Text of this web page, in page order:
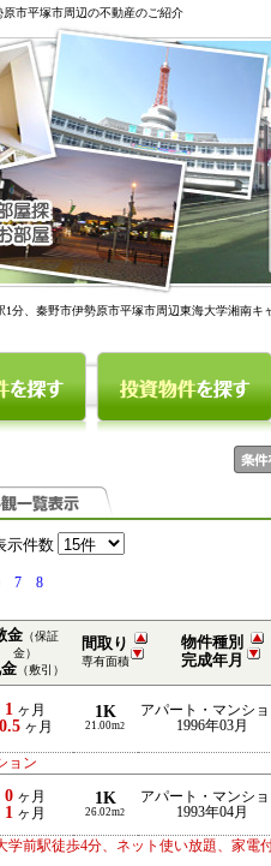
市平塚市周辺の不動産のご紹介
、秦野市伊勢原市平塚市周辺東海大学湘南
示件数
7 8
金 （保証
金）
（敷引）
間取り
専有面積
物件種別
完成年月
1 ヶ月
0.5ヶ月
1K
21.00m2
アパート・マンショ
1996年03月
ョン
0 ヶ月
1 ヶ月
1K
26.02m2
アパート・マンショ
1993年04月
前駅徒歩4分、ネット使い放題、家電